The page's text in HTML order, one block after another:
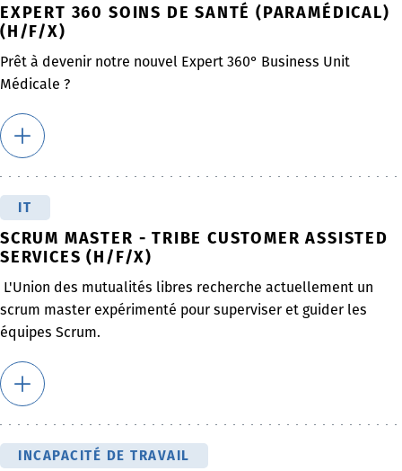
EXPERT 360 SOINS DE SANTÉ (PARAMÉDICAL)
(H/F/X)
Prêt à devenir notre nouvel Expert 360° Business Unit
Médicale ?
IT
SCRUM MASTER - TRIBE CUSTOMER ASSISTED
SERVICES (H/F/X)
L'Union des mutualités libres recherche actuellement un
scrum master expérimenté pour superviser et guider les
équipes Scrum.
INCAPACITÉ DE TRAVAIL